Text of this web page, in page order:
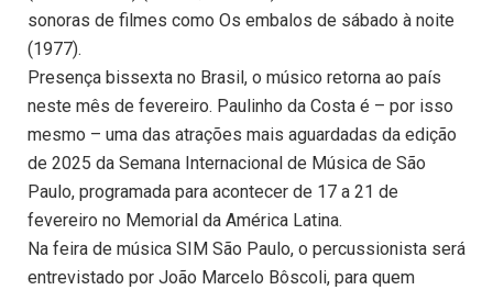
sonoras de filmes como Os embalos de sábado à noite
(1977).
Presença bissexta no Brasil, o músico retorna ao país
neste mês de fevereiro. Paulinho da Costa é – por isso
mesmo – uma das atrações mais aguardadas da edição
de 2025 da Semana Internacional de Música de São
Paulo, programada para acontecer de 17 a 21 de
fevereiro no Memorial da América Latina.
Na feira de música SIM São Paulo, o percussionista será
entrevistado por João Marcelo Bôscoli, para quem